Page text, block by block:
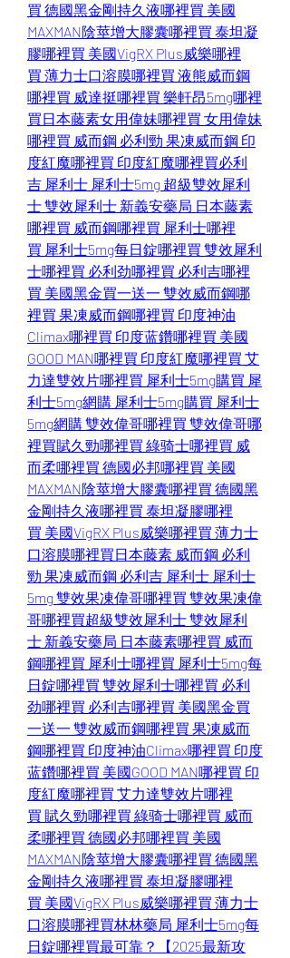
買 德國黑金剛持久液哪裡買 美國
MAXMAN陰莖增大膠囊哪裡買 泰坦凝
膠哪裡買 美國VigRX Plus威樂哪裡
買 薄力士口溶膜哪裡買 液熊威而鋼
哪裡買 威達挺哪裡買 樂軒昂5mg哪裡
買日本藤素女用偉妹哪裡買 女用偉妹
哪裡買 威而鋼 必利勁 果凍威而鋼 印
度紅魔哪裡買 印度紅魔哪裡買必利
吉 犀利士 犀利士5mg 超級雙效犀利
士雙效犀利士 新義安藥局 日本藤素
哪裡買 威而鋼哪裡買 犀利士哪裡
買 犀利士5mg每日錠哪裡買 雙效犀利
士哪裡買 必利劲哪裡買 必利吉哪裡
買 美國黑金買一送一 雙效威而鋼哪
裡買 果凍威而鋼哪裡買 印度神油
Climax哪裡買 印度蓝鑽哪裡買 美國
GOOD MAN哪裡買 印度紅魔哪裡買 艾
力達雙效片哪裡買 犀利士5mg購買 犀
利士5mg網購 犀利士5mg購買 犀利士
5mg網購雙效偉哥哪裡買 雙效偉哥哪
裡買賦久勁哪裡買 綠骑士哪裡買 威
而柔哪裡買 德國必邦哪裡買 美國
MAXMAN陰莖增大膠囊哪裡買 德國黑
金剛持久液哪裡買 泰坦凝膠哪裡
買 美國VigRX Plus威樂哪裡買 薄力士
口溶膜哪裡買日本藤素 威而鋼 必利
勁 果凍威而鋼 必利吉 犀利士 犀利士
5mg雙效果凍偉哥哪裡買 雙效果凍偉
哥哪裡買超級雙效犀利士雙效犀利
士 新義安藥局 日本藤素哪裡買 威而
鋼哪裡買 犀利士哪裡買 犀利士5mg每
日錠哪裡買 雙效犀利士哪裡買 必利
劲哪裡買 必利吉哪裡買 美國黑金買
一送一 雙效威而鋼哪裡買 果凍威而
鋼哪裡買 印度神油Climax哪裡買 印度
蓝鑽哪裡買 美國GOOD MAN哪裡買 印
度紅魔哪裡買 艾力達雙效片哪裡
買 賦久勁哪裡買 綠骑士哪裡買 威而
柔哪裡買 德國必邦哪裡買 美國
MAXMAN陰莖增大膠囊哪裡買 德國黑
金剛持久液哪裡買 泰坦凝膠哪裡
買 美國VigRX Plus威樂哪裡買 薄力士
口溶膜哪裡買林林藥局 犀利士5mg每
日錠哪裡買最可靠？【2025最新攻